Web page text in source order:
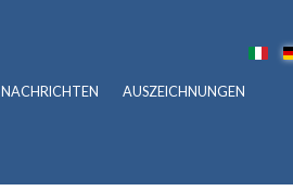
NACHRICHTEN AUSZEICHNUNGEN